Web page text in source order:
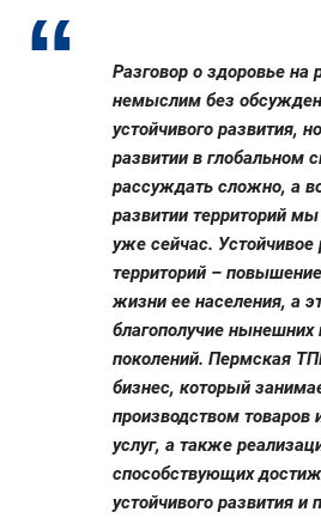
Разговор о здоровье на
немыслим без
устойчивого развития,
развитии в глобальном
рассуждать сложно, а
развитии территорий
уже сейчас. Устойчивое
территорий –
жизни ее населения, а
благополучие нынешних
поколений. Пермская
бизнес, который
производством
услуг, а также
способствующих
устойчивого развития и